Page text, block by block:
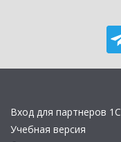
Вход для партнеров 1С
Учебная версия